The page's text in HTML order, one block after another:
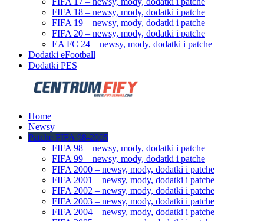
FIFA 18 – newsy, mody, dodatki i patche
FIFA 19 – newsy, mody, dodatki i patche
FIFA 20 – newsy, mody, dodatki i patche
EA FC 24 – newsy, mody, dodatki i patche
Dodatki eFootball
Dodatki PES
Home
Newsy
Patche FIFA 98-2005
FIFA 98 – newsy, mody, dodatki i patche
FIFA 99 – newsy, mody, dodatki i patche
FIFA 2000 – newsy, mody, dodatki i patche
FIFA 2001 – newsy, mody, dodatki i patche
FIFA 2002 – newsy, mody, dodatki i patche
FIFA 2003 – newsy, mody, dodatki i patche
FIFA 2004 – newsy, mody, dodatki i patche